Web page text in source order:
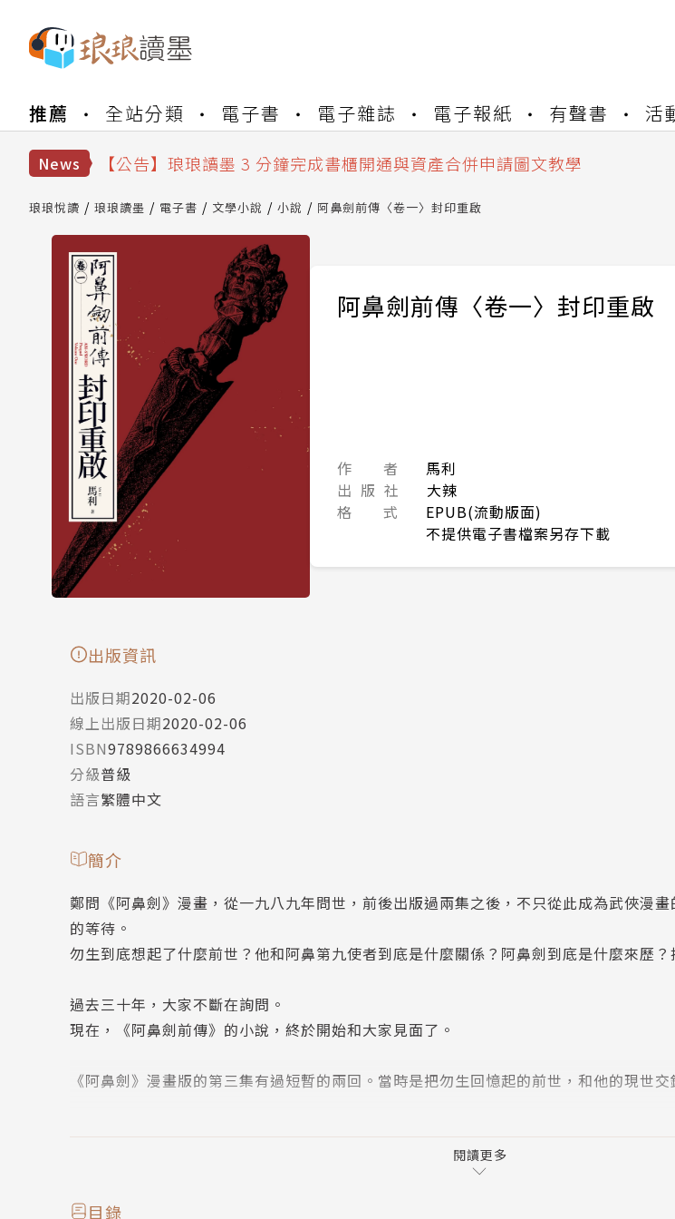
推薦 全站分類 電子書 電子雜誌 電子報紙 有聲書 活
News
【公告】琅琅讀墨數位閱讀資產合併與書櫃開通申請
【公告】琅琅讀墨 3 分鐘完成書櫃開通與資產合併申請圖文教學
【公告】琅琅讀墨數位閱讀資產合併與書櫃開通申請
琅琅悅讀 琅琅讀墨 電子書 文學小說 小說 阿鼻劍前傳〈卷一〉封印重啟
阿鼻劍前傳〈卷一〉封印重啟
作 者
馬利
出 版 社
大辣
格 式
EPUB(流動版面)
不提供電子書檔案另存下載
出版資訊
出版日期2020-02-06
線上出版日期2020-02-06
ISBN9789866634994
分級普級
語言繁體中文
簡介
鄭問《阿鼻劍》漫畫，從一九八九年問世，前後出版過兩集之後，不只從此成為武俠漫
的等待。
勿生到底想起了什麼前世？他和阿鼻第九使者到底是什麼關係？阿鼻劍到底是什麼來歷
過去三十年，大家不斷在詢問。
現在，《阿鼻劍前傳》的小說，終於開始和大家見面了。
《阿鼻劍》漫畫版的第三集有過短暫的兩回。當時是把勿生回憶起的前世，和他的現世交
成為尊者。整個故事則透過阿鼻第九使者的旁觀和回憶來敘述。
小說的背景，在五代十國的亂世。人間與地獄難分的亂世。
閱讀更多
目錄